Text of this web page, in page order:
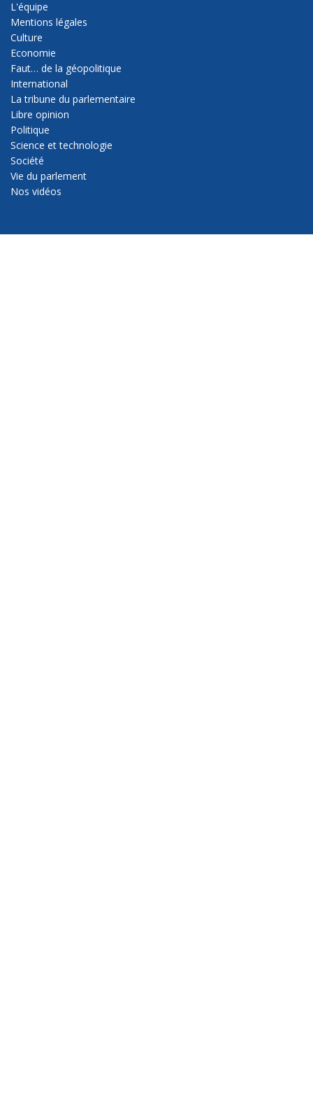
L'équipe
Mentions légales
Culture
Economie
Faut… de la géopolitique
International
La tribune du parlementaire
Libre opinion
Politique
Science et technologie
Société
Vie du parlement
Nos vidéos